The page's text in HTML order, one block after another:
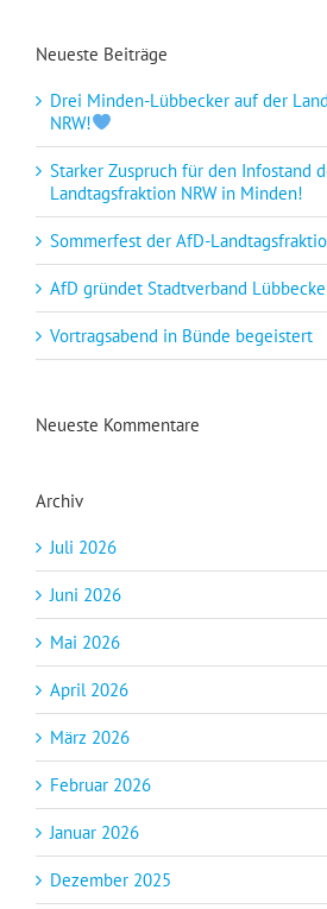
Neueste Beiträge
Drei Minden-Lübbecker auf der
NRW!
Starker Zuspruch für den Infostand
Landtagsfraktion NRW in Minden!
Sommerfest der AfD-
AfD gründet Stadtverband Lübbecke
Vortragsabend in Bünde begeistert
Neueste Kommentare
Archiv
Juli 2026
Juni 2026
Mai 2026
April 2026
März 2026
Februar 2026
Januar 2026
Dezember 2025